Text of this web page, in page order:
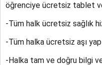
öğrenciye ücretsiz tablet
-Tüm halk ücretsiz sağlık
-Tüm halka ücretsiz aşı
-Halka tam ve doğru bilgi